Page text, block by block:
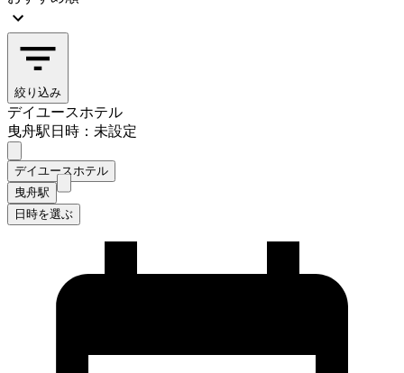
絞り込み
デイユースホテル
曳舟駅日時：未設定
デイユースホテル
曳舟駅
日時を選ぶ